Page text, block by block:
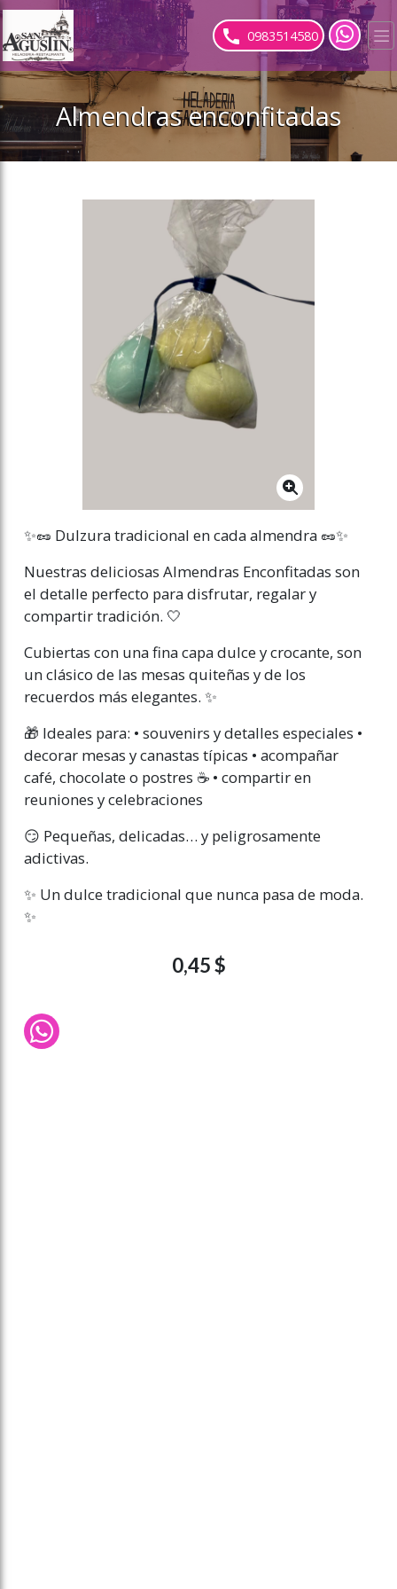
slideout menu. 0983514580
Almendras enconfitadas
✨🥜 Dulzura tradicional en cada almendra 🥜✨
Nuestras deliciosas Almendras Enconfitadas son
el detalle perfecto para disfrutar, regalar y
compartir tradición. 🤍
Cubiertas con una fina capa dulce y crocante, son
un clásico de las mesas quiteñas y de los
recuerdos más elegantes. ✨
🎁 Ideales para: • souvenirs y detalles especiales •
decorar mesas y canastas típicas • acompañar
café, chocolate o postres ☕ • compartir en
reuniones y celebraciones
😏 Pequeñas, delicadas… y peligrosamente
adictivas.
✨ Un dulce tradicional que nunca pasa de moda.
✨
0,45 $